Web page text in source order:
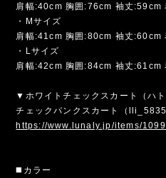
肩幅:40cm 胸囲:76cm 袖丈:59cm
・Mサイズ
肩幅:41cm 胸囲:80cm 袖丈:60cm
・Lサイズ
肩幅:42cm 胸囲:84cm 袖丈:61cm
▼ホワイトチェックスカート（ハ
チェックパンクスカート（
https://www.lunaly.jp/items/
◼️カラー